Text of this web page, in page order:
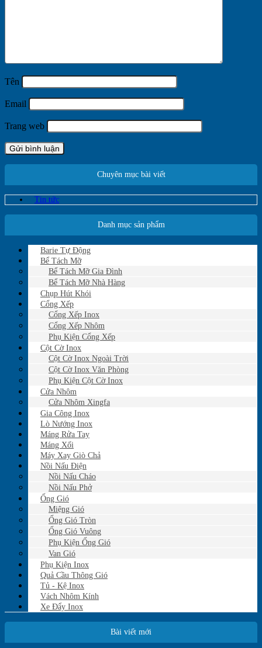
Tên
Email
Trang web
Chuyên mục bài viết
Tin tức
Danh mục sản phẩm
Barie Tự Động
Bể Tách Mỡ
Bể Tách Mỡ Gia Đình
Bể Tách Mỡ Nhà Hàng
Chụp Hút Khói
Cổng Xếp
Cổng Xếp Inox
Cổng Xếp Nhôm
Phụ Kiện Cổng Xếp
Cột Cờ Inox
Cột Cờ Inox Ngoài Trời
Cột Cờ Inox Văn Phòng
Phụ Kiện Cột Cờ Inox
Cửa Nhôm
Cửa Nhôm Xingfa
Gia Công Inox
Lò Nướng Inox
Máng Rửa Tay
Máng Xối
Máy Xay Giò Chả
Nồi Nấu Điện
Nồi Nấu Cháo
Nồi Nấu Phở
Ống Gió
Miệng Gió
Ống Gió Tròn
Ống Gió Vuông
Phụ Kiện Ống Gió
Van Gió
Phụ Kiện Inox
Quả Cầu Thông Gió
Tủ - Kệ Inox
Vách Nhôm Kính
Xe Đẩy Inox
Bài viết mới